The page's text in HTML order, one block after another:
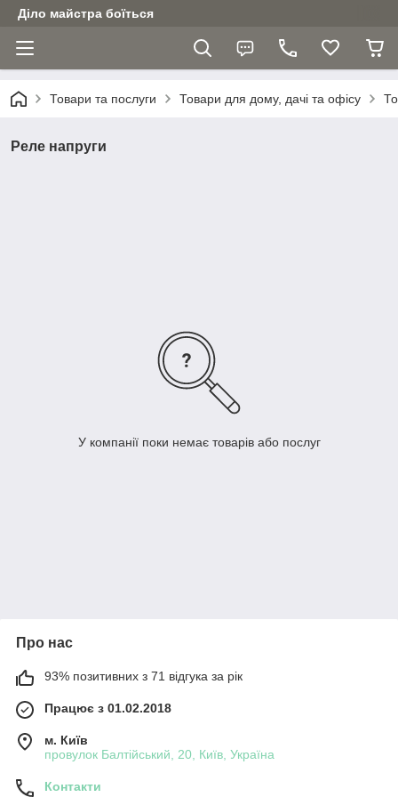
Діло майстра боїться
Товари та послуги Товари для дому, дачі та офісу
Реле напруги
У компанії поки немає товарів або послуг
Про нас
93% позитивних з 71 відгука за рік
Працює з 01.02.2018
м. Київ
провулок Балтійський, 20, Київ, Україна
Контакти